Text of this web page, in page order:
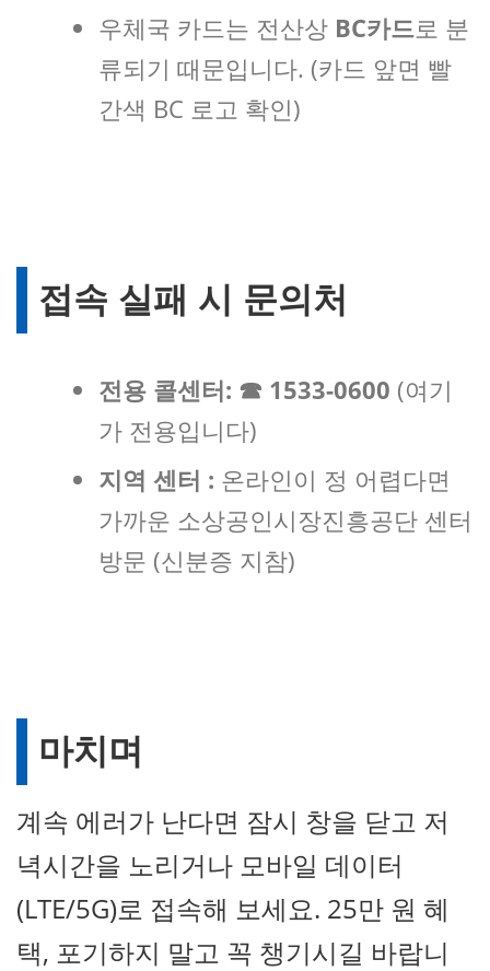
우체국 카드는 전산상 BC카드로 분
류되기 때문입니다. (카드 앞면 빨
간색 BC 로고 확인)
접속 실패 시 문의처
전용 콜센터: ☎ 1533-0600 (여기
가 전용입니다)
지역 센터 : 온라인이 정 어렵다면
가까운 소상공인시장진흥공단 센터
방문 (신분증 지참)
마치며
계속 에러가 난다면 잠시 창을 닫고 저
녁시간을 노리거나 모바일 데이터
(LTE/5G)로 접속해 보세요. 25만 원 혜
택, 포기하지 말고 꼭 챙기시길 바랍니